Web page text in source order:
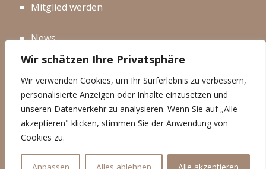
Wir schätzen Ihre Privatsphäre
Wir verwenden Cookies, um Ihr Surferlebnis zu verbessern,
personalisierte Anzeigen oder Inhalte einzusetzen und
unseren Datenverkehr zu analysieren. Wenn Sie auf „Alle
akzeptieren" klicken, stimmen Sie der Anwendung von
Cookies zu.
Mitglied werden
News
Events
Kontakt
Impressum
Datenschutzerklärung